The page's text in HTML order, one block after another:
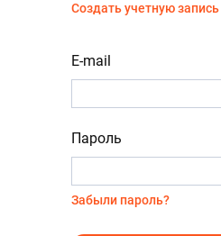
Создать учетную запись
E-mail
Пароль
Забыли пароль?